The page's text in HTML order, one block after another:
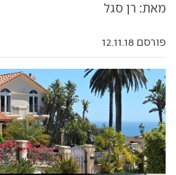
מאת: רן סגל
פורסם 12.11.18